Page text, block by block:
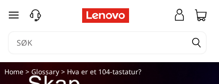
H
e
gå til hovedinnhold
Home> Glossary> Hva er et 104-tastatur?